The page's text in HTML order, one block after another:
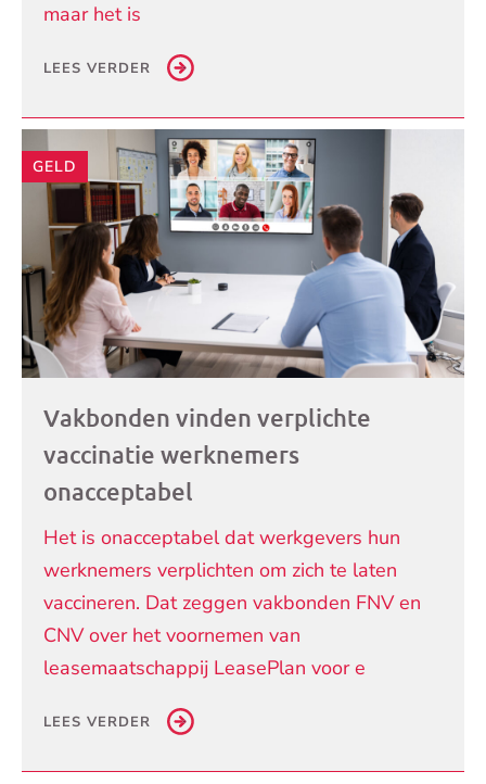
maar het is
LEES VERDER
GELD
Vakbonden vinden verplichte
vaccinatie werknemers
onacceptabel
Het is onacceptabel dat werkgevers hun
werknemers verplichten om zich te laten
vaccineren. Dat zeggen vakbonden FNV en
CNV over het voornemen van
leasemaatschappij LeasePlan voor e
LEES VERDER